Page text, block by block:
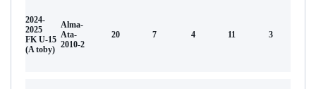
2024-
2025
FK U-15
(A toby)
Alma-
Аta-
2010-2
20 7 4 11 3